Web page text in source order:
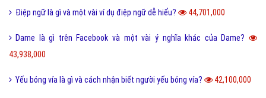
Điệp ngữ là gì và một vài ví dụ điệp ngữ dễ hiểu? 44,701,000
Dame là gì trên Facebook và một vài ý nghĩa khác của Dame?
43,938,000
Yếu bóng vía là gì và cách nhận biết người yếu bóng vía? 42,100,000